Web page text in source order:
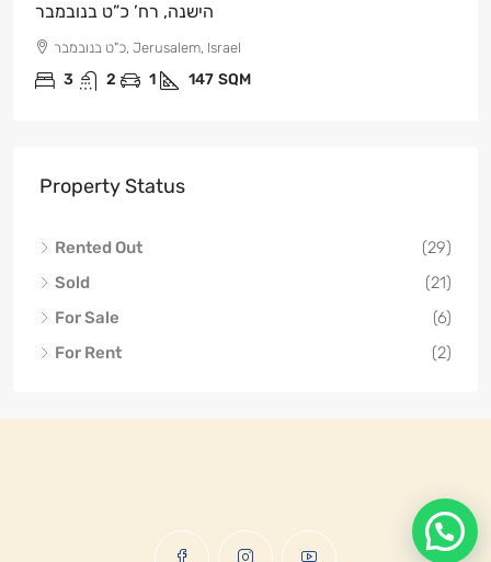
הישנה, רח’ כ”ט בנובמבר
כ"ט בנובמבר, Jerusalem, Israel
3 2 1 147 SQM
Property Status
Rented Out
(29)
Sold
(21)
For Sale
(6)
For Rent
(2)